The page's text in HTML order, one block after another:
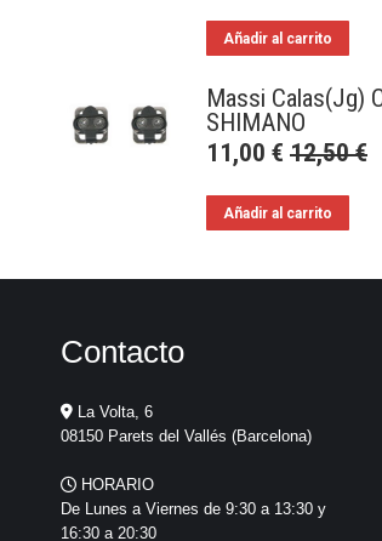
Añadir al carrito
Massi Calas(Jg)
SHIMANO
11,00 € 12,50€
Añadir al carrito
Contacto
La Volta, 6
08150 Parets del Vallés (Barcelona)
HORARIO
De Lunes a Viernes de 9:30 a 13:30 y
16:30 a 20:30